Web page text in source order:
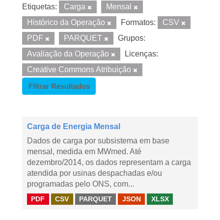
Etiquetas: Carga
Mensal
Histórico da Operação
Formatos:
CSV
PDF
PARQUET
Grupos:
Avaliação da Operação
Licenças:
Creative Commons Atribuição
Filtrar Resultados
Carga de Energia Mensal
Dados de carga por subsistema em base
mensal, medida em MWmed. Até
dezembro/2014, os dados representam a carga
atendida por usinas despachadas e/ou
programadas pelo ONS, com...
PDF CSV PARQUET JSON XLSX